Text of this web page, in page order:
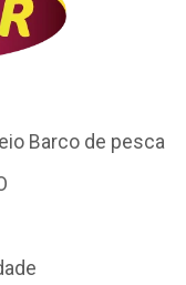
Barco de pesca